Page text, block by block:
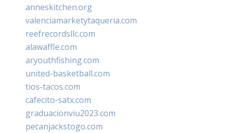
anneskitchen.org
valenciamarketytaqueria.com
reefrecordsllc.com
alawaffle.com
aryouthfishing.com
united-basketball.com
tios-tacos.com
cafecito-satx.com
graduacionviu2023.com
pecanjackstogo.com